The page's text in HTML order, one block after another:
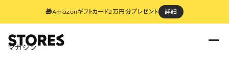
🎁Amazonギフトカード2万円分プレゼント 詳細
マガジン